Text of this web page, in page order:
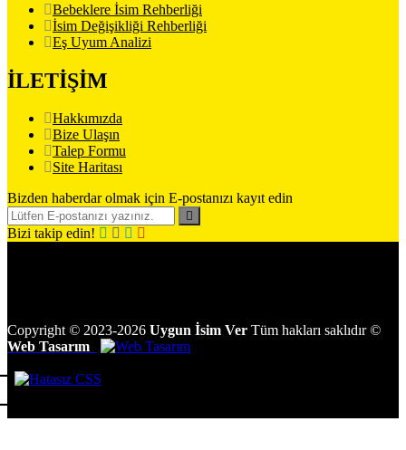
Bebeklere İsim Rehberliği
İsim Değişikliği Rehberliği
Eş Uyum Analizi
İLETİŞİM
Hakkımızda
Bize Ulaşın
Talep Formu
Site Haritası
Bizden haberdar olmak için E-postanızı kayıt edin
Bizi takip edin!
Copyright © 2023-2026 Uygun İsim Ver Tüm hakları saklıdır ©
Web Tasarım